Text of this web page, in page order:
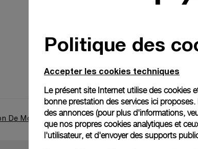
De Montres Submersible
Politique des
Accepter les cookies techniques
Le présent site Internet utilise des cookies
bonne prestation des services ici
des annonces (pour plus d'informations,
que nos propres cookies analytiques et
l'utilisateur, et d'envoyer des supports